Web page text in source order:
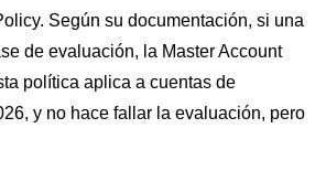
Según su documentación, si una
de evaluación, la Master Account
política aplica a cuentas de
y no hace fallar la evaluación, pero